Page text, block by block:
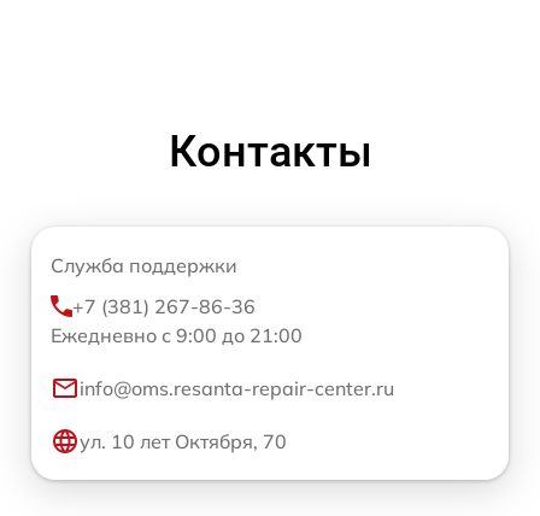
Контакты
Служба поддержки
+7 (381) 267-86-36
Ежедневно с 9:00 до 21:00
info@oms.resanta-repair-center.ru
ул. 10 лет Октября, 70